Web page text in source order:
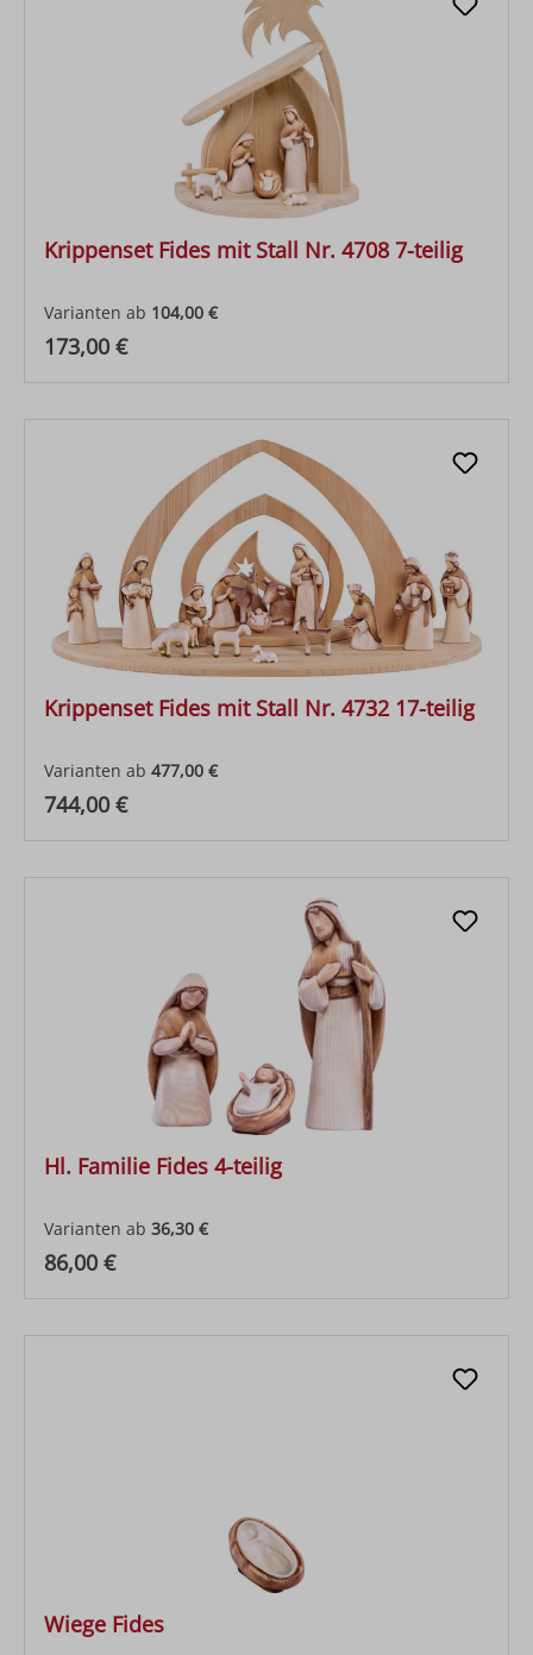
Krippenset Fides mit Stall Nr. 4708 7-teilig
Varianten ab 104,00 €
Regulärer Preis:
173,00 €
Krippenset Fides mit Stall Nr. 4732 17-teilig
Varianten ab 477,00 €
Regulärer Preis:
744,00 €
Hl. Familie Fides 4-teilig
Varianten ab 36,30 €
Regulärer Preis:
86,00 €
Wiege Fides